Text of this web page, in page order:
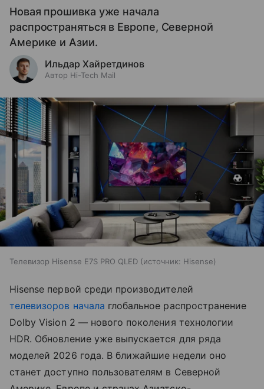
Новая прошивка уже начала
распространяться в Европе, Северной
Америке и Азии.
Ильдар Хайретдинов
Автор Hi-Tech Mail
Телевизор Hisense E7S PRO QLED источник: Hisense
Hisense первой среди производителей
телевизоров начала глобальное распространение
Dolby Vision 2 — нового поколения технологии
HDR. Обновление уже выпускается для ряда
моделей 2026 года. В ближайшие недели оно
станет доступно пользователям в Северной